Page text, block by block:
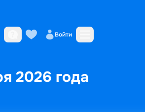
Войти
2026 года